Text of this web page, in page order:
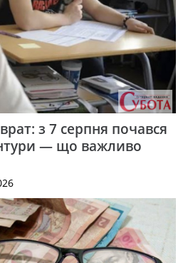
з 7 серпня почався
— що важливо